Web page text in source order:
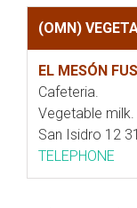
(OMN)
EL MESÓN
Cafeteria.
Vegetable milk.
San Isidro 12
TELEPHONE